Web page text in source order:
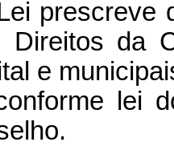
prescreve
Direitos da
e
lei